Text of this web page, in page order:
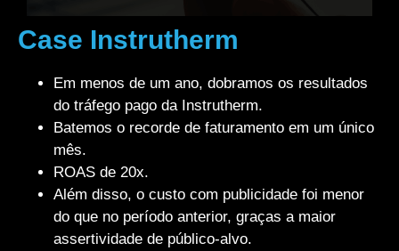
Case Instrutherm
Em menos de um ano, dobramos os resultados
do tráfego pago da Instrutherm.
Batemos o recorde de faturamento em um único
mês.
ROAS de 20x.
Além disso, o custo com publicidade foi menor
do que no período anterior, graças a maior
assertividade de público-alvo.